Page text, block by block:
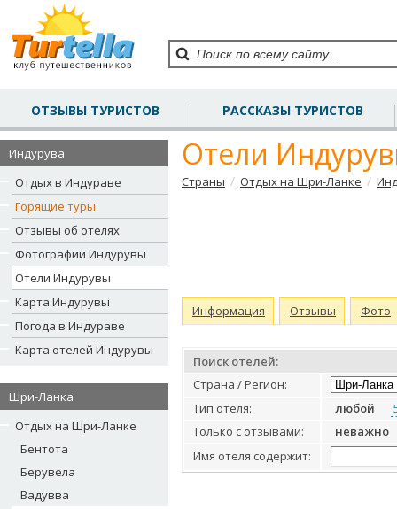
ОТЗЫВЫ ТУРИСТОВ РАССКАЗЫ ТУРИСТОВ
Индурува
Отдых в Индураве
Горящие туры
Отзывы об отелях
Фотографии Индурувы
Отели Индурувы
Карта Индурувы
Погода в Индураве
Карта отелей Индурувы
Шри-Ланка
Отдых на Шри-Ланке
Бентота
Берувела
Вадувва
Отели
Страны / Отдых на Шри-Ланке /
Информация Отзывы Фото
Поиск отелей:
Страна / Регион:
Тип отеля:
любой
Только с отзывами:
неважно
Имя отеля содержит: